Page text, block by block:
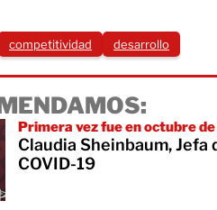
competitividad desarrollo
Primera vez fue en octubre
Claudia Sheinbaum, Jefa
COVID-19